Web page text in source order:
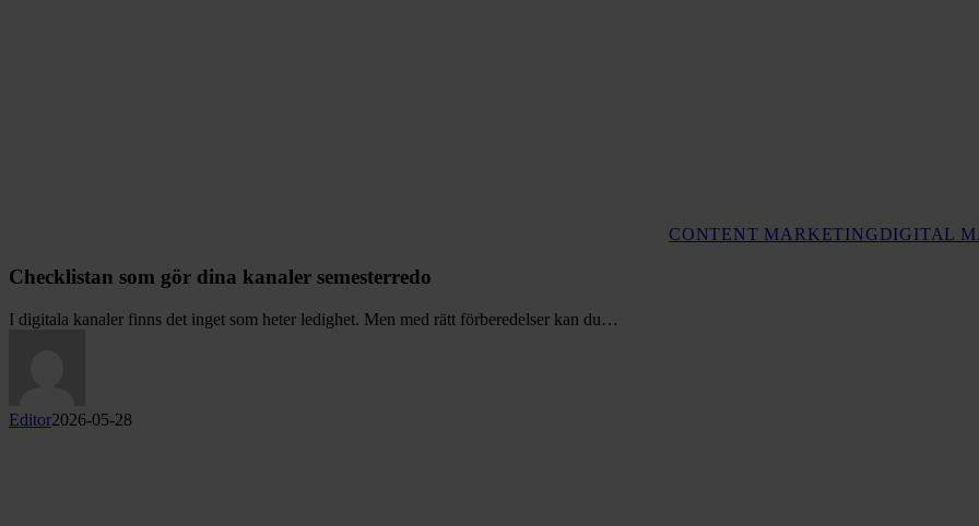
CONTENT MARKETINGDIGITAL
Checklistan som gör dina kanaler semesterredo
I digitala kanaler finns det inget som heter ledighet. Men med rätt förberedelser kan du…
Editor2026-05-28